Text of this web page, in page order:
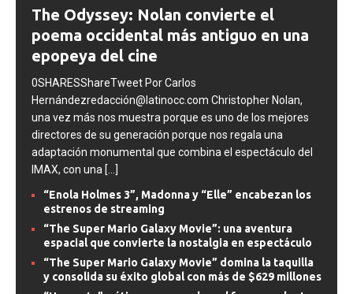
The Odyssey: Nolan convierte el
poema occidental más antiguo en una
epopeya del cine
0SHARESShareTweet Por Carlos
Hernándezredacción@latinocc.com Christopher Nolan,
una vez más nos muestra porque es uno de los mejores
directores de su generación porque nos regala una
adaptación monumental que combina el espectáculo del
[...]
“Enola Holmes 3”, Madonna y “Elle” encabezan los
estrenos de streaming
“The Super Mario Galaxy Movie”: una aventura
espacial que convierte la nostalgia en espectáculo
“The Super Mario Galaxy Movie” domina la taquilla
y consolida su éxito global con más de $629 millones